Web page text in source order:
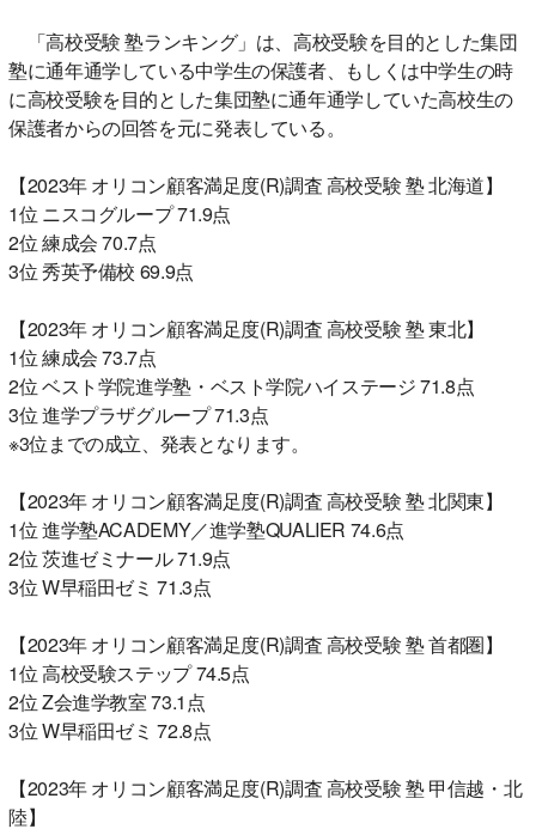
「高校受験 塾ランキング」は、高校受験を目的とした集団
塾に通年通学している中学生の保護者、もしくは中学生の時
に高校受験を目的とした集団塾に通年通学していた高校生の
保護者からの回答を元に発表している。
【2023年 オリコン顧客満足度(R)調査 高校受験 塾 北海道】
1位 ニスコグループ 71.9点
2位 練成会 70.7点
3位 秀英予備校 69.9点
【2023年 オリコン顧客満足度(R)調査 高校受験 塾 東北】
1位 練成会 73.7点
2位 ベスト学院進学塾・ベスト学院ハイステージ 71.8点
3位 進学プラザグループ 71.3点
※3位までの成立、発表となります。
【2023年 オリコン顧客満足度(R)調査 高校受験 塾 北関東】
1位 進学塾ACADEMY／進学塾QUALIER 74.6点
2位 茨進ゼミナール 71.9点
3位 W早稲田ゼミ 71.3点
【2023年 オリコン顧客満足度(R)調査 高校受験 塾 首都圏】
1位 高校受験ステップ 74.5点
2位 Z会進学教室 73.1点
3位 W早稲田ゼミ 72.8点
【2023年 オリコン顧客満足度(R)調査 高校受験 塾 甲信越・北
陸】